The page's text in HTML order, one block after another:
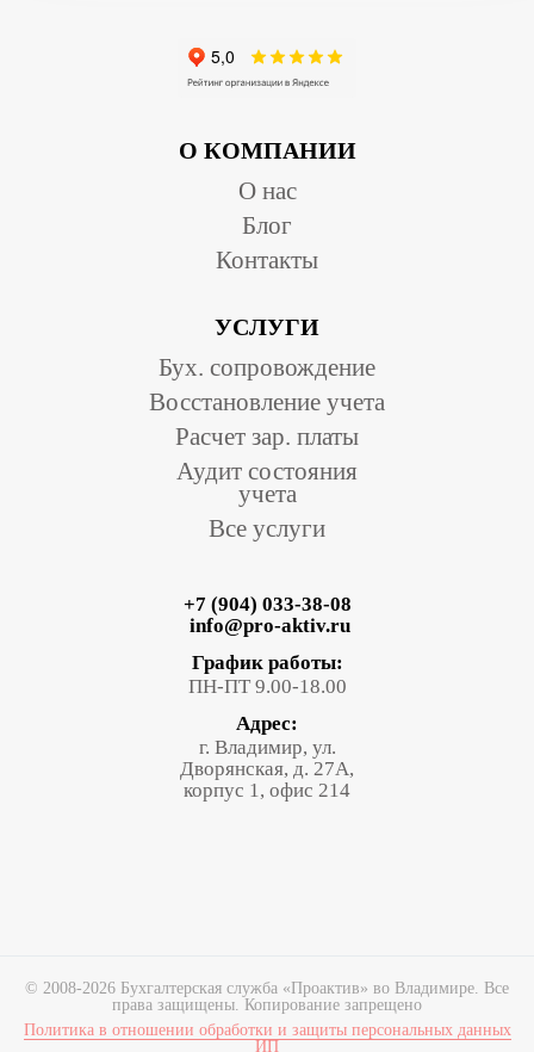
О КОМПАНИИ
О нас
Блог
Контакты
УСЛУГИ
Бух. сопровождение
Восстановление учета
Расчет зар. платы
Аудит состояния
учета
Все услуги
+7 (904) 033-38-08
info@pro-aktiv.ru
График работы:
ПН-ПТ 9.00-18.00
Адрес:
г. Владимир, ул.
Дворянская, д. 27А,
корпус 1, офис 214
© 2008-2026 Бухгалтерская служба «Проактив» во Владимире. Все
права защищены. Копирование запрещено
Политика в отношении обработки и защиты персональных данных
ИП